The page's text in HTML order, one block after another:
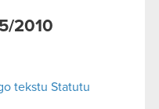
2010
tekstu Statutu